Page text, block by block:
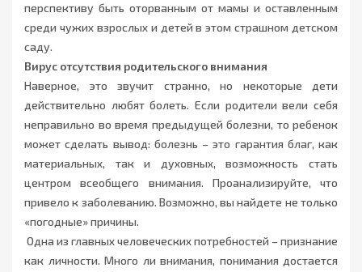
перспективу быть оторванным от мамы и оставленным
среди чужих взрослых и детей в этом страшном детском
саду.
Вирус отсутствия родительского внимания
Наверное, это звучит странно, но некоторые дети
действительно любят болеть. Если родители вели себя
неправильно во время предыдущей болезни, то ребенок
может сделать вывод: болезнь – это гарантия благ, как
материальных, так и духовных, возможность стать
центром всеобщего внимания. Проанализируйте, что
привело к заболеванию. Возможно, вы найдете не только
«погодные» причины.
Одна из главных человеческих потребностей – признание
как личности. Много ли внимания, понимания достается